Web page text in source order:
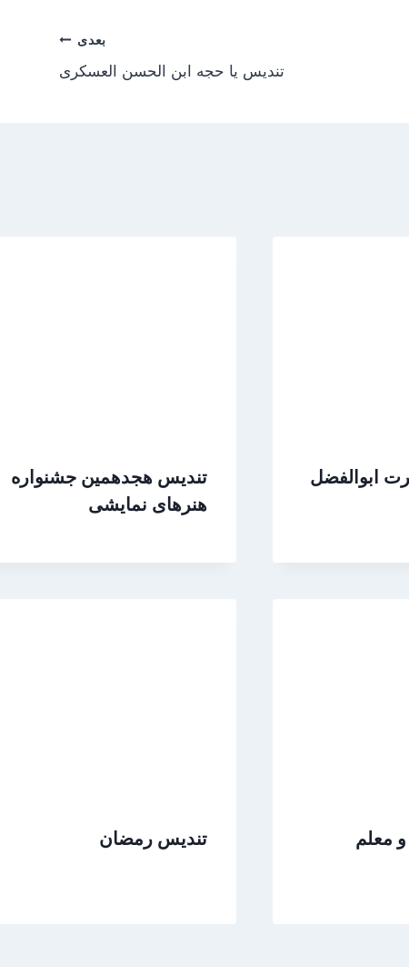
بعدی
تندیس یا حجه ابن الحسن العسکری
ابوالفضل
تندیس هجدهمین جشنواره
هنرهای نمایشی
معلم تندیس رمضان